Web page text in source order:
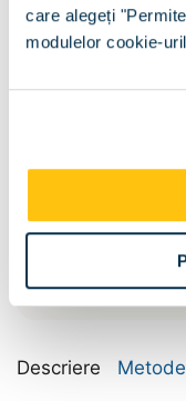
care alegeți
modulelor cookie-
Sertar
Dimensiune:
Descriere